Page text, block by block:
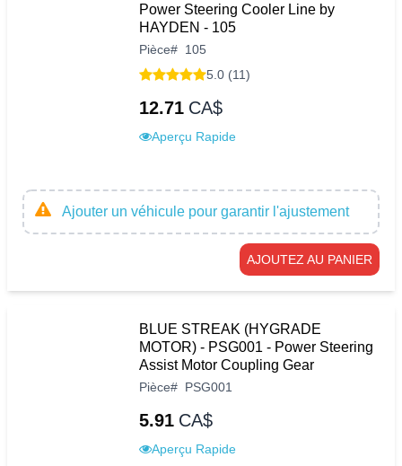
Power Steering Cooler Line by
HAYDEN - 105
Pièce# 105
5.0 (11)
12.71 CA$
Aperçu Rapide
Ajouter un véhicule pour garantir l'ajustement
AJOUTEZ AU PANIER
BLUE STREAK (HYGRADE
MOTOR) - PSG001 - Power Steering
Assist Motor Coupling Gear
Pièce# PSG001
5.91 CA$
Aperçu Rapide